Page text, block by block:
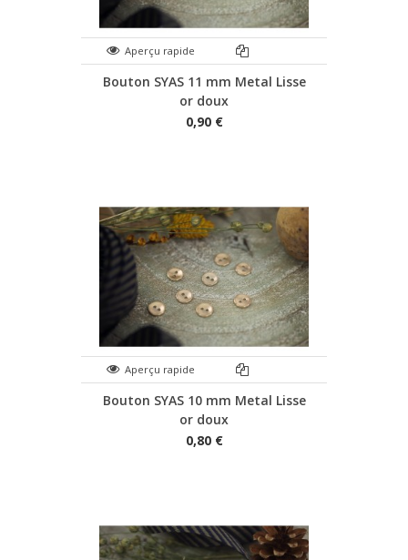
Aperçu rapide
Bouton SYAS 11 mm Metal Lisse
or doux
0,90 €
Aperçu rapide
Bouton SYAS 10 mm Metal Lisse
or doux
0,80 €